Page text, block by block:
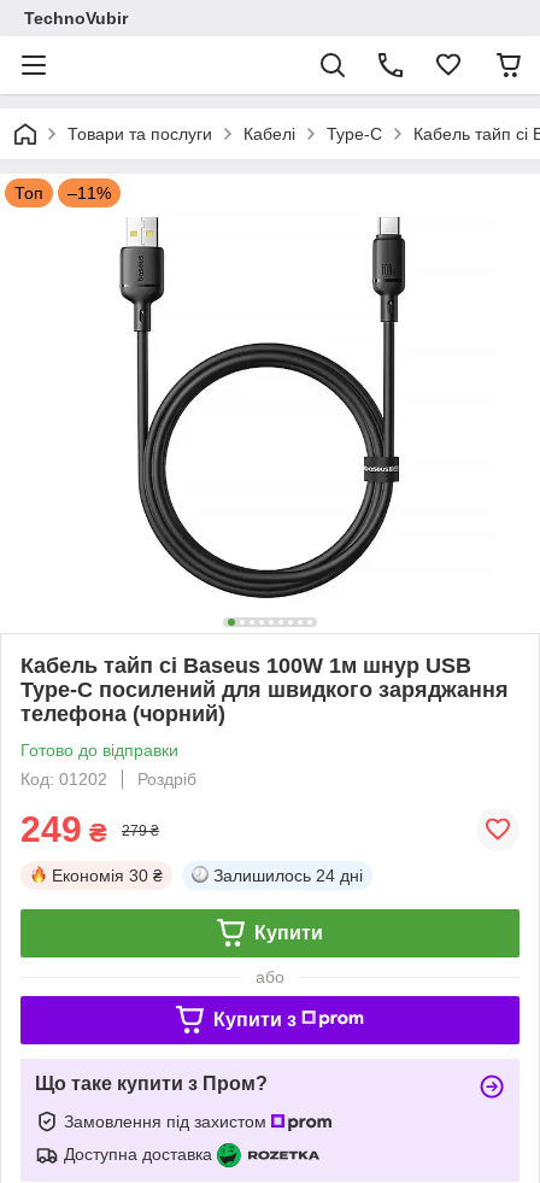
TechnoVubir
Товари та послуги Кабелі Type-C Кабель тайп
Топ –11%
Кабель тайп сі Baseus 100W 1м шнур USB
Type-C посилений для швидкого заряджання
телефона (чорний)
Готово до відправки
Код: 01202
Роздріб
249 ₴ 279 ₴
Економія 30 ₴ Залишилось 24 дні
Купити
або
Купити з
Що таке купити з Пром?
Замовлення під захистом
Доступна доставка